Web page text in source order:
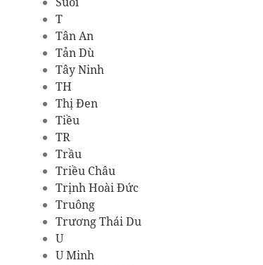
T
Tân An
Tản Dù
Tây Ninh
TH
Thị Đen
Tiều
TR
Trầu
Triều Châu
Trịnh Hoài Đức
Truông
Trương Thái Du
U
U Minh